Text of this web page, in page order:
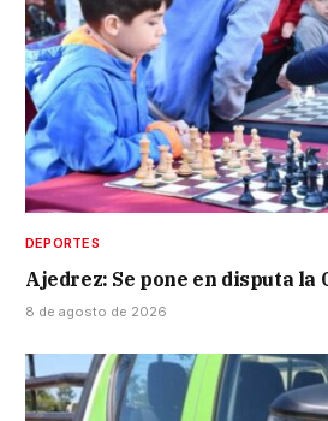
DEPORTES
Ajedrez: Se pone en disputa la
8 de agosto de 2026